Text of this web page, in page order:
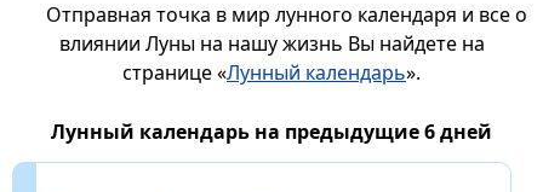
Отправная точка в мир лунного календаря и все о
влиянии Луны на нашу жизнь Вы найдете на
странице «Лунный календарь».
Лунный календарь на предыдущие 6 дней